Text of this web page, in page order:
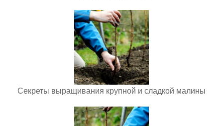
Секреты выращивания крупной и сладкой малины